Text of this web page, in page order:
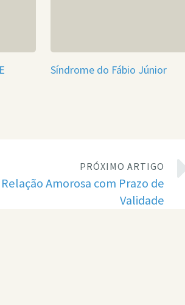
Síndrome do Fábio Júnior
PRÓXIMO ARTIGO
Relação Amorosa com Prazo de
Validade